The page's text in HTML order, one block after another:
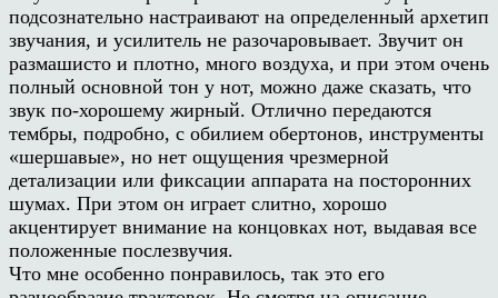
подсознательно настраивают на определенный архетип
звучания, и усилитель не разочаровывает. Звучит он
размашисто и плотно, много воздуха, и при этом очень
полный основной тон у нот, можно даже сказать, что
звук по-хорошему жирный. Отлично передаются
тембры, подробно, с обилием обертонов, инструменты
«шершавые», но нет ощущения чрезмерной
детализации или фиксации аппарата на посторонних
шумах. При этом он играет слитно, хорошо
акцентирует внимание на концовках нот, выдавая все
положенные послезвучия.
Что мне особенно понравилось, так это его